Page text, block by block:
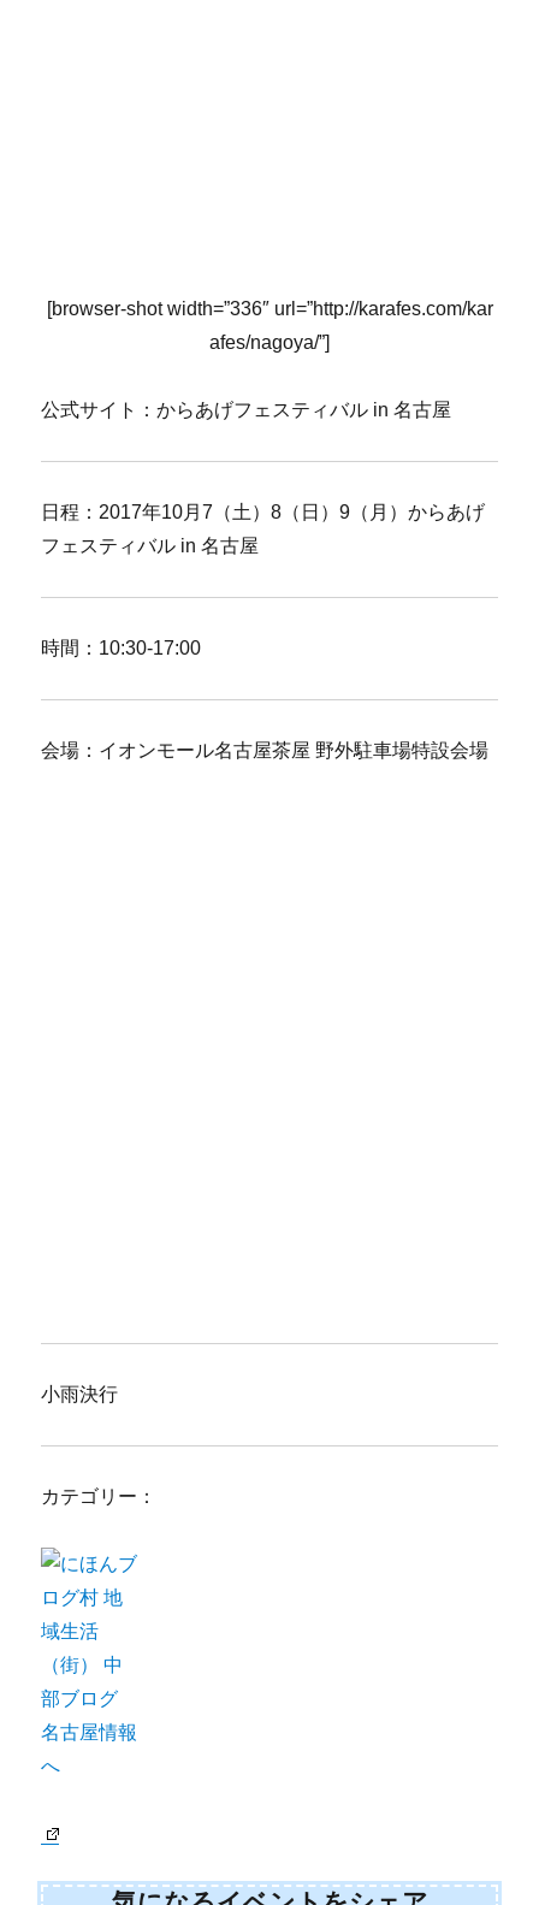
[browser-shot width=”336″ url=”http://karafes.com/kar
afes/nagoya/”]
公式サイト：からあげフェスティバル in 名古屋
日程：2017年10月7（土）8（日）9（月）からあげ
フェスティバル in 名古屋
時間：10:30-17:00
会場：イオンモール名古屋茶屋 野外駐車場特設会場
小雨決行
カテゴリー：